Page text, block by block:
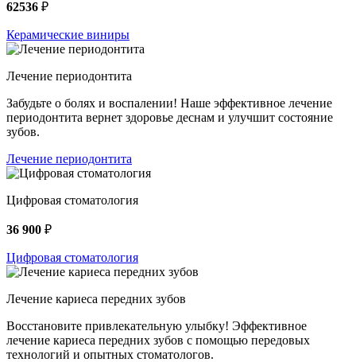
62536 ₽
Керамические виниры
Лечение периодонтита
Забудьте о болях и воспалении! Наше эффективное лечение
периодонтита вернет здоровье деснам и улучшит состояние
зубов.
Лечение периодонтита
Цифровая стоматология
36 900 ₽
Цифровая стоматология
Лечение кариеса передних зубов
Восстановите привлекательную улыбку! Эффективное
лечение кариеса передних зубов с помощью передовых
технологий и опытных стоматологов.